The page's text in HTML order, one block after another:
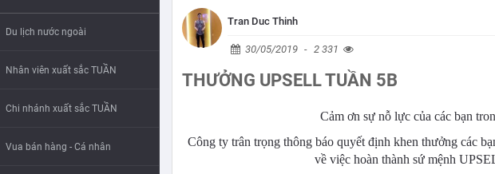
Du lịch nước ngoài
Nhân viên xuất sắc TUẦN
Chi nhánh xuất sắc TUẦN
Vua bán hàng - Cá nhân
Tran Duc Thinh
30/05/2019 - 2 331
THƯỞNG UPSELL TUẦN 5B
Cảm ơn sự nỗ lực của các bạn
Công ty trân trọng thông báo quyết định khen thưởng các
về việc hoàn thành sứ mệnh